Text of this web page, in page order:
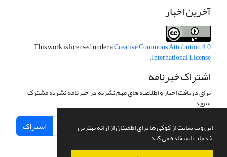
این وب سایت از کوکی ها برای اطمینان از ارائه بهترین
خدمات استفاده می کند.
آخرین اخبار
This work is licensed under aCreative Commons Attribution 4.0
International License
.
اشتراک خبرنامه
برای دریافت اخبار و اطلاعیه های مهم نشریه در خبرنامه نشریه مشترک
شوید.
اشتراک